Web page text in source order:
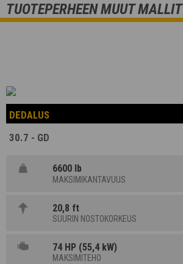
TUOTEPERHEEN MUUT MALLIT
DEDALUS
30.7 - GD
6600 lb
MAKSIMIKANTAVUUS
20,8 ft
SUURIN NOSTOKORKEUS
74 HP (55,4 kW)
MAKSIMITEHO